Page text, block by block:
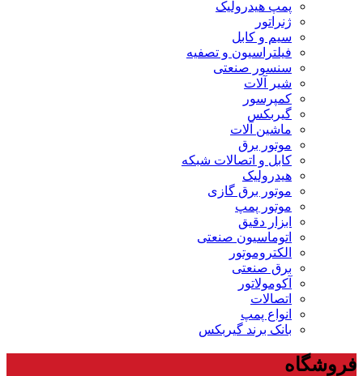
پمپ هیدرولیک
ژنراتور
سیم و کابل
فیلتراسیون و تصفیه
سنسور صنعتی
شیر آلات
کمپرسور
گیربکس
ماشین آلات
موتور برق
کابل و اتصالات شبکه
هیدرولیک
موتور برق گازی
موتور پمپ
ابزار دقیق
اتوماسیون صنعتی
الکتروموتور
برق صنعتی
آکومولاتور
اتصالات
انواع پمپ
بانک برند گیربکس
فروشگاه